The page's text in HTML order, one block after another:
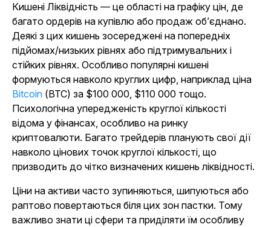
Кишені Ліквідність — це області на графіку цін, де
багато ордерів на купівлю або продаж об’єднано.
Деякі з цих кишень зосереджені на попередніх
підйомах/низьких рівнях або підтримувальних і
стійких рівнях. Особливо популярні кишені
формуються навколо круглих цифр, наприклад ціна
Bitcoin (BTC) за $100 000, $110 000 тощо.
Психологічна упередженість круглої кількості
відома у фінансах, особливо на ринку
криптовалюти. Багато трейдерів планують свої дії
навколо цінових точок круглої кількості, що
призводить до чітко визначених кишень ліквідності.
Ціни на активи часто зупиняються, шипуються або
раптово повертаються біля цих зон пастки. Тому
важливо знати ці сфери та приділяти їм особливу